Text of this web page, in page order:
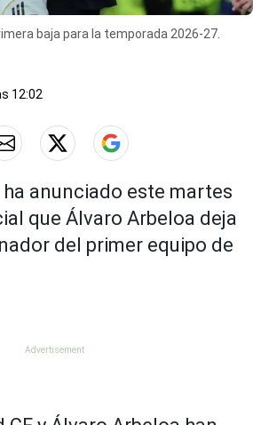
baja para la temporada 2026-27.
12:02
anunciado este martes
que Álvaro Arbeloa deja
del primer equipo de